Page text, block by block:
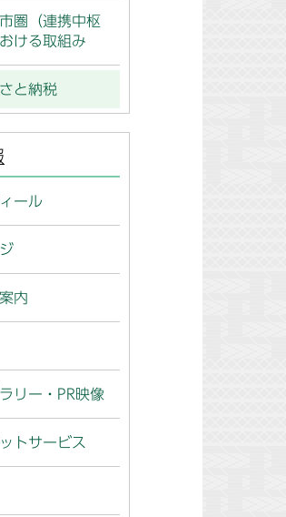
圏（連携中枢
ける取組み
と納税
ール
内
リー・PR映像
トサービス